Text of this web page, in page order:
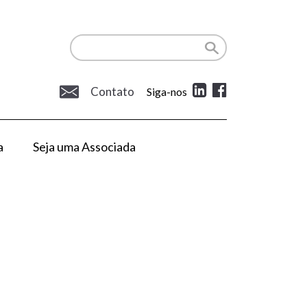
Contato Siga-nos
Seja uma Associada